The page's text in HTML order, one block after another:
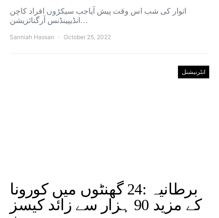
اتوار کی شب اس وقت پیش آیاجب سیکڑوں افراد کاچن
انڈیپینڈنس آرگنائزیشن…
Sanniah Hassan October 25, 2022
انٹرنیشنل
برطانیہ :24 گھنٹوں میں کورونا
کے مزید 90 ہزار سے زائد کیسز